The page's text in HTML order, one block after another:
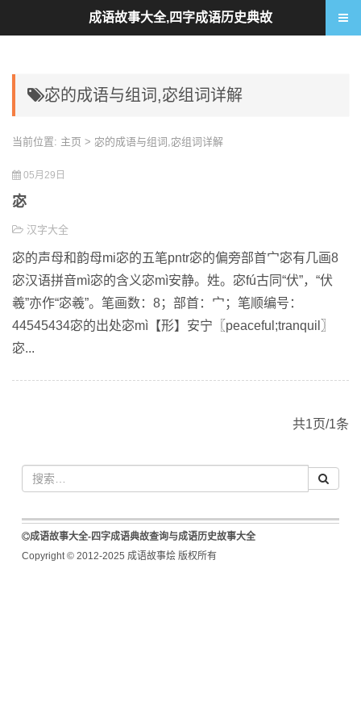
宓的成语与组词,宓组词详解
当前位置: 主页 > 宓的成语与组词,宓组词详解
05月29日
宓
汉字大全
宓的声母和韵母mi宓的五笔pntr宓的偏旁部首宀宓有几画8
宓汉语拼音mì宓的含义宓mì安静。姓。宓fú古同“伏”，“伏
羲”亦作“宓羲”。笔画数：8；部首：宀；笔顺编号：
44545434宓的出处宓mì【形】安宁〖peaceful;tranquil〗
宓...
共1页/1条
成语故事大全-四字成语典故查询与成语历史故事大全
Copyright © 2012-2025 成语故事烩 版权所有
成语故事大全,四字成语历史典故